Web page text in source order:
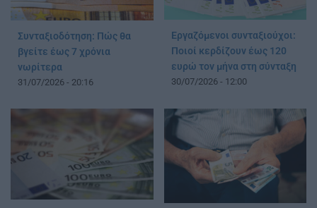
Συνταξιοδότηση: Πώς θα
βγείτε έως 7 χρόνια
νωρίτερα
31/07/2026 - 20:16
Εργαζόμενοι συνταξιούχοι:
Ποιοί κερδίζουν έως 120
ευρώ τον μήνα στη σύνταξη
30/07/2026 - 12:00